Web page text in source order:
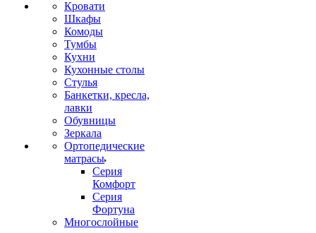
Кровати
Шкафы
Комоды
Тумбы
Кухни
Кухонные столы
Стулья
Банкетки, кресла,
лавки
Обувницы
Зеркала
Ортопедические
матрасы
Серия
Комфорт
Серия
Фортуна
Многослойные